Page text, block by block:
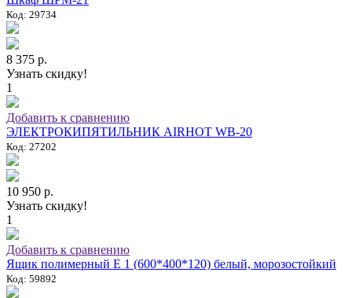
Код: 29734
8 375 р.
Узнать скидку!
1
Добавить к сравнению
ЭЛЕКТРОКИПЯТИЛЬНИК AIRHOT WB-20
Код: 27202
10 950 р.
Узнать скидку!
1
Добавить к сравнению
Ящик полимерный E 1 (600*400*120) белый, морозостойкий
Код: 59892